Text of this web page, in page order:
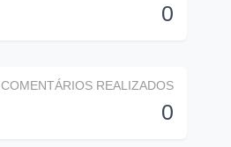
0
COMENTÁRIOS REALIZADOS
0